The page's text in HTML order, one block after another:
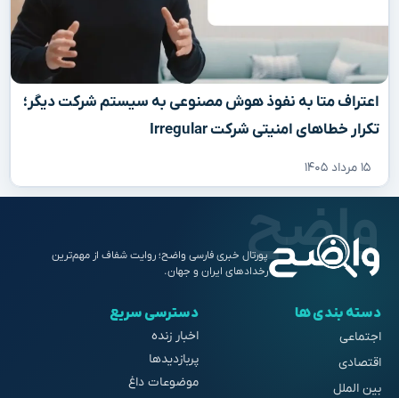
اعتراف متا به نفوذ هوش مصنوعی به سیستم شرکت دیگر؛
تکرار خطاهای امنیتی شرکت Irregular
۱۵ مرداد ۱۴۰۵
پورتال خبری فارسی واضح؛ روایت شفاف از مهم‌ترین
رخدادهای ایران و جهان.
دسته بندی ها
اجتماعی
اقتصادی
بین الملل
دسترسی سریع
اخبار زنده
پربازدیدها
موضوعات داغ